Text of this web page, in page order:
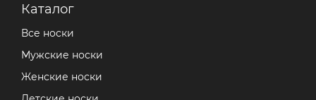
Каталог
Все носки
Мужские носки
Женские носки